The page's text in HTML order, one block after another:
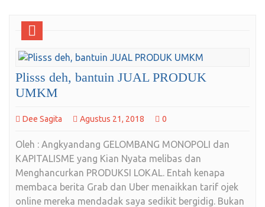
Plisss deh, bantuin JUAL PRODUK
UMKM
Dee Sagita Agustus 21, 2018 0
Oleh : Angkyandang GELOMBANG MONOPOLI dan
KAPITALISME yang Kian Nyata melibas dan
Menghancurkan PRODUKSI LOKAL. Entah kenapa
membaca berita Grab dan Uber menaikkan tarif ojek
online mereka mendadak saya sedikit bergidig. Bukan